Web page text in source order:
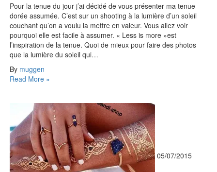
Pour la tenue du jour j’ai décidé de vous présenter ma tenue
dorée assumée. C’est sur un shooting à la lumière d’un soleil
couchant qu’on a voulu la mettre en valeur. Vous allez voir
pourquoi elle est facile à assumer. « Less is more »est
l’inspiration de la tenue. Quoi de mieux pour faire des photos
que la lumière du soleil qui…
By muggen
Read More »
05/07/2015